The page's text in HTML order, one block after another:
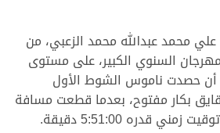
محمد عبدالله محمد الزعبي، من
السنوي الكبير، على مستوى
أن حصدت ناموس الشوط الأول
بكار مفتوح، بعدما قطعت مسافة
قدره 5:51:00 دقيقة.